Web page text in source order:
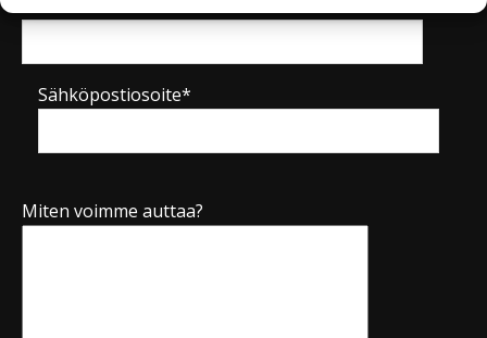
Sähköpostiosoite*
Miten voimme auttaa?